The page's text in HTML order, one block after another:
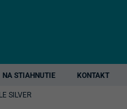
NA STIAHNUTIE KONTAKT
SILVER